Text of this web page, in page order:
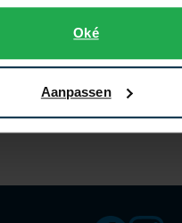
Oké
Aanpassen
Scotland Blue
€ 179,95 -